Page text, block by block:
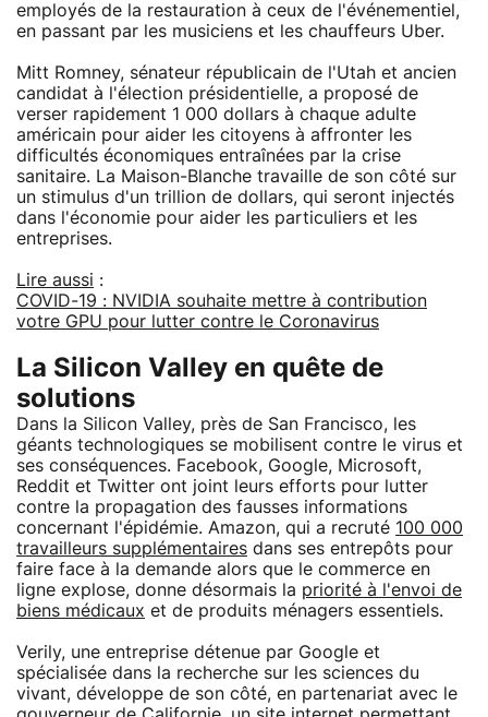
employés de la restauration à ceux de l'événementiel,
en passant par les musiciens et les chauffeurs Uber.
Mitt Romney, sénateur républicain de l'Utah et ancien
candidat à l'élection présidentielle, a proposé de
verser rapidement 1 000 dollars à chaque adulte
américain pour aider les citoyens à affronter les
difficultés économiques entraînées par la crise
sanitaire. La Maison-Blanche travaille de son côté sur
un stimulus d'un trillion de dollars, qui seront injectés
dans l'économie pour aider les particuliers et les
entreprises.
Lire aussi :
COVID-19 : NVIDIA souhaite mettre à contribution
votre GPU pour lutter contre le Coronavirus
La Silicon Valley en quête de
solutions
Dans la Silicon Valley, près de San Francisco, les
géants technologiques se mobilisent contre le virus et
ses conséquences. Facebook, Google, Microsoft,
Reddit et Twitter ont joint leurs efforts pour lutter
contre la propagation des fausses informations
concernant l'épidémie. Amazon, qui a recruté 100 000
travailleurs supplémentaires dans ses entrepôts pour
faire face à la demande alors que le commerce en
ligne explose, donne désormais la priorité à l'envoi de
biens médicaux et de produits ménagers essentiels.
Verily, une entreprise détenue par Google et
spécialisée dans la recherche sur les sciences du
vivant, développe de son côté, en partenariat avec le